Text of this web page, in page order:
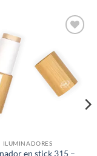
lista de
deseos
ILUMINADORES
en stick 315 –